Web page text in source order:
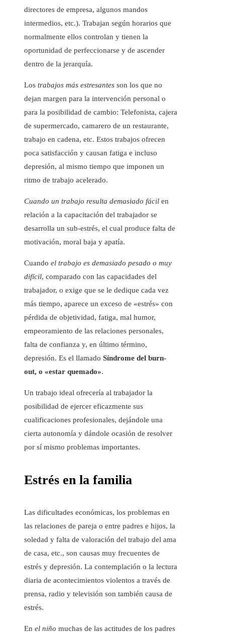
directores de empresa, algunos mandos
intermedios, etc.). Trabajan según horarios que
normalmente ellos controlan y tienen la
oportunidad de perfeccionarse y de ascender
dentro de la jerarquía.
Los trabajos más estresantes son los que no
dejan margen para la intervención personal o
para la posibilidad de cambio: Telefonista, cajera
de supermercado, camarero de un restaurante,
trabajo en cadena, etc. Estos trabajos ofrecen
poca satisfacción y causan fatiga e incluso
depresión, al mismo tiempo que imponen un
ritmo de trabajo acelerado.
Cuando un trabajo resulta demasiado fácil en
relación a la capacitación del trabajador se
desarrolla un sub-estrés, el cual produce falta de
motivación, moral baja y apatía.
Cuando el trabajo es demasiado pesado o muy
difícil, comparado con las capacidades del
trabajador, o exige que se le dedique cada vez
más tiempo, aparece un exceso de «estrés» con
pérdida de objetividad, fatiga, mal humor,
empeoramiento de las relaciones personales,
falta de confianza y, en último término,
depresión. Es el llamado Síndrome del burn-
out, o «estar quemado».
Un trabajo ideal ofrecería al trabajador la
posibilidad de ejercer eficazmente sus
cualificaciones profesionales, dejándole una
cierta autonomía y dándole ocasión de resolver
por sí mismo problemas importantes.
Estrés en la familia
Las dificultades económicas, los problemas en
las relaciones de pareja o entre padres e hijos, la
soledad y falta de valoración del trabajo del ama
de casa, etc., son causas muy frecuentes de
estrés y depresión. La contemplación o la lectura
diaria de acontecimientos violentos a través de
prensa, radio y televisión son también causa de
estrés.
En el niño muchas de las actitudes de los padres